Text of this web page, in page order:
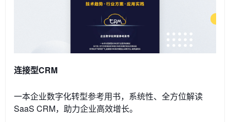
连接型CRM
一本企业数字化转型参考用书，系统性、全方位解读
SaaS CRM，助力企业高效增长。